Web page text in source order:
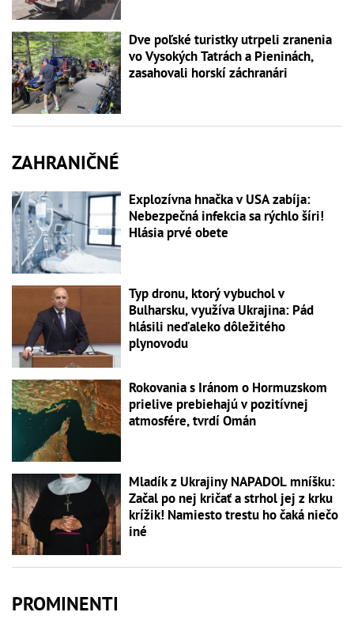
Dve poľské turistky utrpeli zranenia
vo Vysokých Tatrách a Pieninách,
zasahovali horskí záchranári
ZAHRANIČNÉ
Explozívna hnačka v USA zabíja:
Nebezpečná infekcia sa rýchlo šíri!
Hlásia prvé obete
Typ dronu, ktorý vybuchol v
Bulharsku, využíva Ukrajina: Pád
hlásili neďaleko dôležitého
plynovodu
Rokovania s Iránom o Hormuzskom
prielive prebiehajú v pozitívnej
atmosfére, tvrdí Omán
Mladík z Ukrajiny NAPADOL mníšku:
Začal po nej kričať a strhol jej z krku
krížik! Namiesto trestu ho čaká niečo
iné
PROMINENTI